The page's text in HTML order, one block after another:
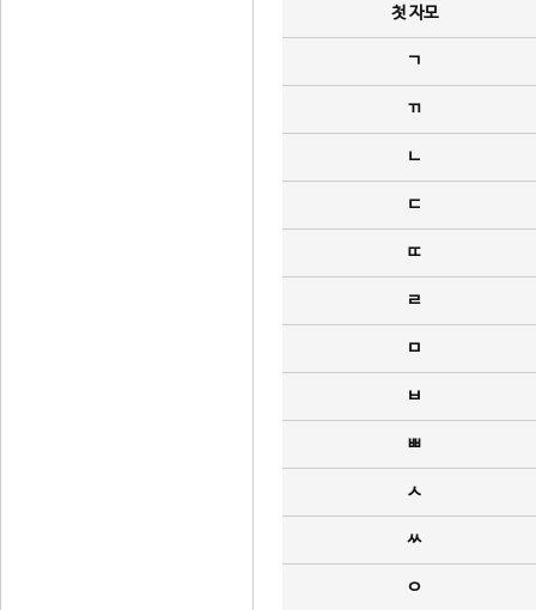
첫 자모
ㄱ
ㄲ
ㄴ
ㄷ
ㄸ
ㄹ
ㅁ
ㅂ
ㅃ
ㅅ
ㅆ
ㅇ